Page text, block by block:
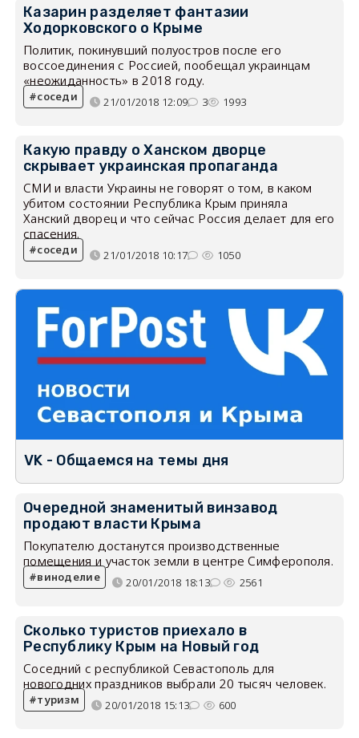
Казарин разделяет фантазии
Ходорковского о Крыме
Политик, покинувший полуостров после его
воссоединения с Россией, пообещал украинцам
«неожиданность» в 2018 году.
соседи 21/01/2018 12:09 3 1993
Какую правду о Ханском дворце
скрывает украинская пропаганда
СМИ и власти Украины не говорят о том, в каком
убитом состоянии Республика Крым приняла
Ханский дворец и что сейчас Россия делает для его
спасения.
соседи 21/01/2018 10:17 1050
VK - Общаемся на темы дня
Очередной знаменитый винзавод
продают власти Крыма
Покупателю достанутся производственные
помещения и участок земли в центре Симферополя.
виноделие 20/01/2018 18:13 2561
Сколько туристов приехало в
Республику Крым на Новый год
Соседний с республикой Севастополь для
новогодних праздников выбрали 20 тысяч человек.
туризм 20/01/2018 15:13 600